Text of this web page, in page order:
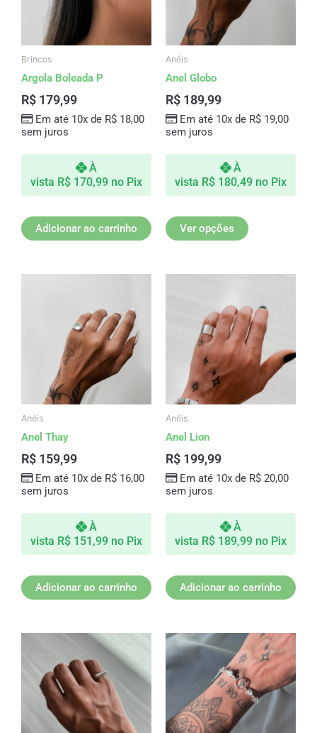
Brincos
Argola Boleada P
R$ 179,99
Em até 10x de R$18,00
sem juros
À
vista R$ 170,99 no Pix
Adicionar ao carrinho
Anéis
Anel Globo
R$ 189,99
Em até 10x de R$19,00
sem juros
À
vista R$ 180,49 no Pix
Ver opções
As
do
Anéis
Anel Thay
R$ 159,99
Em até 10x de R$16,00
sem juros
À
vista R$ 151,99 no Pix
Adicionar ao carrinho
Anéis
Anel Lion
R$ 199,99
Em até 10x de R$20,00
sem juros
À
vista R$ 189,99 no Pix
Adicionar ao carrinho